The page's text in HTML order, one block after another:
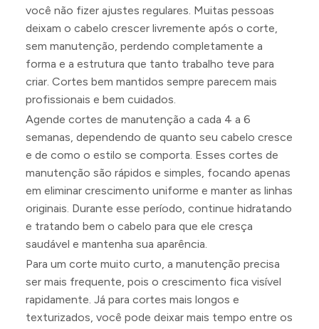
você não fizer ajustes regulares. Muitas pessoas
deixam o cabelo crescer livremente após o corte,
sem manutenção, perdendo completamente a
forma e a estrutura que tanto trabalho teve para
criar. Cortes bem mantidos sempre parecem mais
profissionais e bem cuidados.
Agende cortes de manutenção a cada 4 a 6
semanas, dependendo de quanto seu cabelo cresce
e de como o estilo se comporta. Esses cortes de
manutenção são rápidos e simples, focando apenas
em eliminar crescimento uniforme e manter as linhas
originais. Durante esse período, continue hidratando
e tratando bem o cabelo para que ele cresça
saudável e mantenha sua aparência.
Para um corte muito curto, a manutenção precisa
ser mais frequente, pois o crescimento fica visível
rapidamente. Já para cortes mais longos e
texturizados, você pode deixar mais tempo entre os